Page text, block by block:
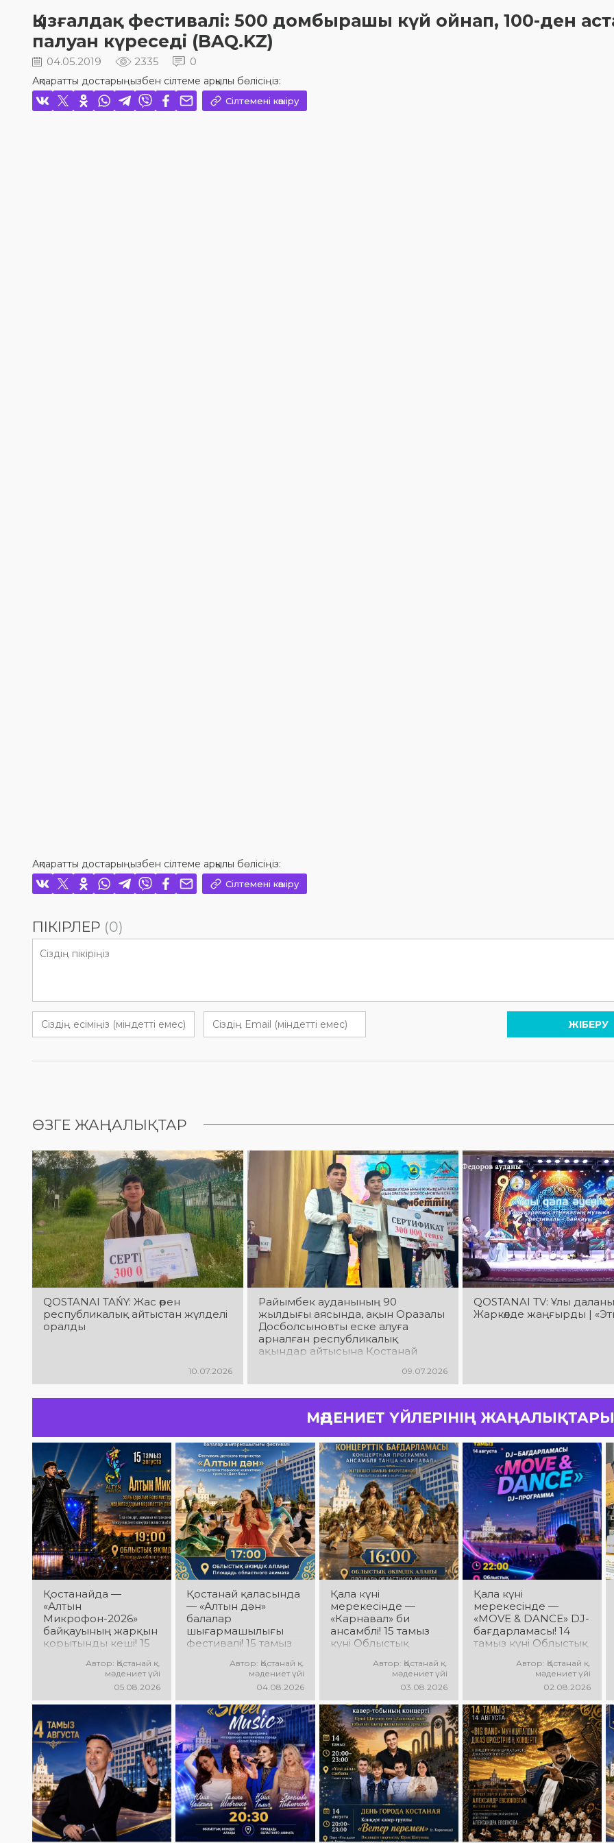
Қызғалдақ фестивалі: 500 домбырашы күй ойнап, 100-ден
палуан күреседі (BAQ.KZ)
04.05.2019 2335 0
Ақпаратты достарыңызбен сілтеме арқылы бөлісіңіз:
Сілтемені көшіру
Ақпаратты достарыңызбен сілтеме арқылы бөлісіңіз:
Сілтемені көшіру
ПІКІРЛЕР (0)
ЖІБЕРУ
ӨЗГЕ ЖАҢАЛЫҚТАР
QOSTANAI TAŃY: Жас өрен
республикалық айтыстан жүлделі
оралды
10.07.2026
Райымбек ауданының 90
жылдығы аясында, ақын Оразалы
Досболсыновты еске алуға
арналған республикалық
ақындар айтысына Қостанай
Ниязбек Таңжарық Байбатырұлы
қатысып ІІІ орынды иеленді
09.07.2026
QOSTANAI TV: Ұлы
Жаркөлде жаңғырды |
МӘДЕНИЕТ ҮЙЛЕРІНІҢ ЖАҢАЛЫҚТАРЫ
Қостанайда —
«Алтын
Микрофон-2026»
байқауының жарқын
қорытынды кеші! 15
Халықаралық
вокалистер байқауы
жеңімпаздарын
марапаттау рәсімі
мен гала-концерт
өтеді! Сіздерді үздік
орындаушылардың
әсерлі өнері, жарқын
эмоциялар және
ерекше мерекелік
атмосфера күтеді!
Автор: Қостанай қ.
мәдениет үйі
05.08.2026
Қостанай қаласында
— «Алтын дән»
балалар
шығармашылығы
фестивалі! 15 тамыз
әкімдік алаңында
«Даму бала»
жобасының балалар
шығармашылық
ұжымдары
қатысатын «Алтын
дән» фестивалі өтеді!
Сіздерді жас
таланттардың
жарқын өнері, әсем
әндер, әсерлі билер
мен мерекелік көңіл
күй күтеді!
Автор: Қостанай қ.
мәдениет үйі
04.08.2026
Қала күні
мерекесінде —
«Карнавал» би
ансамблі! 15 тамыз
күні Облыстық
«Карнавал» би
ансамблінің
бағдарламасы өтеді!
Ансамбль жетекшісі
— Шамиль
Фахрутдинов.
Сіздерді әсерлі
хореографиялық
қойылымдар,
жарқын бейнелер,
қуатты ырғақ пен
мерекелік көңіл күй
күтеді!
Автор: Қостанай қ.
мәдениет үйі
03.08.2026
Қала күні
мерекесінде —
«MOVE & DANCE» DJ-
бағдарламасы! 14
тамыз күні Облыстық
мерекелік DJ-
бағдарлама өтеді!
Сіздерді заманауи
музыкалық хиттер,
би ырғағы, қуатты
энергия мен жарқын
эмоциялар күтеді!
Автор: Қостанай қ.
мәдениет үйі
02.08.2026